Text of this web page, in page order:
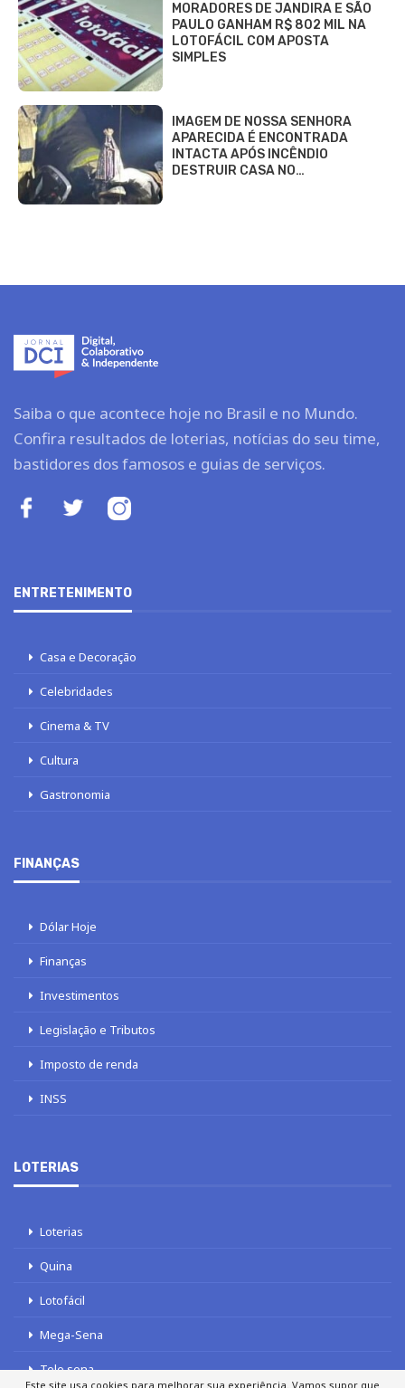
MORADORES DE JANDIRA E SÃO
PAULO GANHAM R$ 802 MIL NA
LOTOFÁCIL COM APOSTA
SIMPLES
IMAGEM DE NOSSA SENHORA
APARECIDA É ENCONTRADA
INTACTA APÓS INCÊNDIO
DESTRUIR CASA NO…
Saiba o que acontece hoje no Brasil e no Mundo.
Confira resultados de loterias, notícias do seu time,
bastidores dos famosos e guias de serviços.
ENTRETENIMENTO
Casa e Decoração
Celebridades
Cinema & TV
Cultura
Gastronomia
FINANÇAS
Dólar Hoje
Finanças
Investimentos
Legislação e Tributos
Imposto de renda
INSS
LOTERIAS
Loterias
Quina
Lotofácil
Mega-Sena
Tele sena
Este site usa cookies para melhorar sua experiência. Vamos supor que